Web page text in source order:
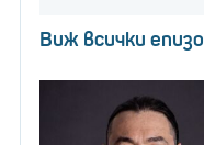
Виж всички